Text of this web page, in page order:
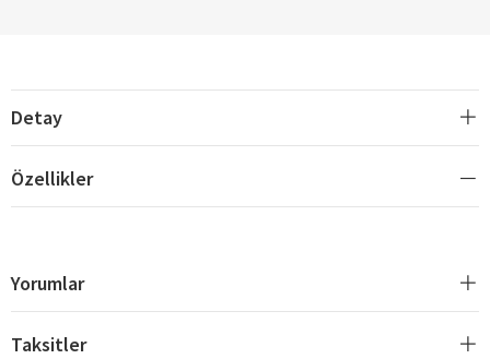
Detay
Özellikler
Yorumlar
Taksitler